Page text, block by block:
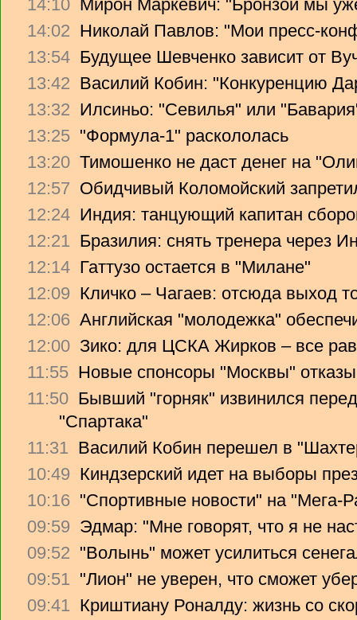
14:10 Мирон Маркевич: "Бронзой мы
14:02 Николай Павлов: "Мои пресс-
13:54 Будущее Шевченко зависит от
13:42 Василий Кобин: "Конкуренцию
13:32 Илсиньо: "Севилья" или
13:25 "Формула-1" раскололась
13:20 Тимошенко не даст денег на
12:57 Обидчивый Коломойский
12:24 Индия: танцующий капитан
12:21 Бразилия: снять тренера через
12:14 Гаттузо остается в "Милане"
12:09 Кличко – Чагаев: отсюда выход
12:06 Английская "молодежка"
12:00 Зико: для ЦСКА Жирков – все
11:55 Новые спонсоры "Москвы"
11:50 Бывший "горняк" извинился
"Спартака"
11:31 Василий Кобин перешел в
10:49 Киндзерский идет на выборы
10:16 "Спортивные новости" на "Мега-
09:59 Эдмар: "Мне говорят, что я не
09:52 "Волынь" может усилиться
09:51 "Лион" не уверен, что сможет
09:41 Криштиану Роналду: жизнь со